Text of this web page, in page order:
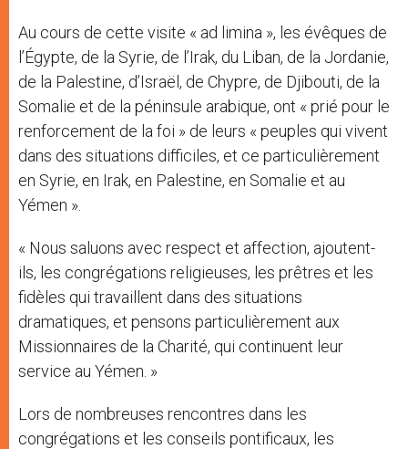
Au cours de cette visite « ad limina », les évêques de
l’Égypte, de la Syrie, de l’Irak, du Liban, de la Jordanie,
de la Palestine, d’Israël, de Chypre, de Djibouti, de la
Somalie et de la péninsule arabique, ont « prié pour le
renforcement de la foi » de leurs « peuples qui vivent
dans des situations difficiles, et ce particulièrement
en Syrie, en Irak, en Palestine, en Somalie et au
Yémen ».
« Nous saluons avec respect et affection, ajoutent-
ils, les congrégations religieuses, les prêtres et les
fidèles qui travaillent dans des situations
dramatiques, et pensons particulièrement aux
Missionnaires de la Charité, qui continuent leur
service au Yémen. »
Lors de nombreuses rencontres dans les
congrégations et les conseils pontificaux, les